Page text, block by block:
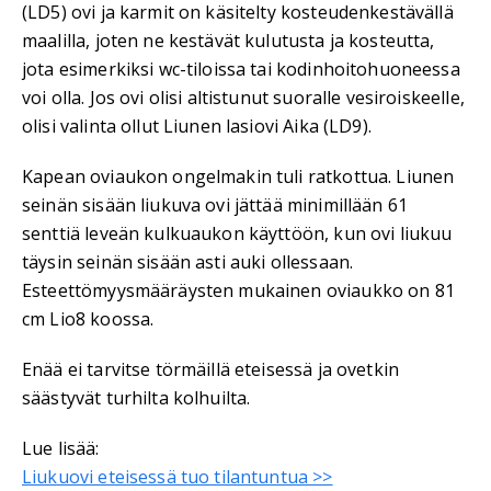
(LD5) ovi ja karmit on käsitelty kosteudenkestävällä
maalilla, joten ne kestävät kulutusta ja kosteutta,
jota esimerkiksi wc-tiloissa tai kodinhoitohuoneessa
voi olla. Jos ovi olisi altistunut suoralle vesiroiskeelle,
olisi valinta ollut Liunen lasiovi Aika (LD9).
Kapean oviaukon ongelmakin tuli ratkottua. Liunen
seinän sisään liukuva ovi jättää minimillään 61
senttiä leveän kulkuaukon käyttöön, kun ovi liukuu
täysin seinän sisään asti auki ollessaan.
Esteettömyysmääräysten mukainen oviaukko on 81
cm Lio8 koossa.
Enää ei tarvitse törmäillä eteisessä ja ovetkin
säästyvät turhilta kolhuilta.
Lue lisää:
Liukuovi eteisessä tuo tilantuntua >>